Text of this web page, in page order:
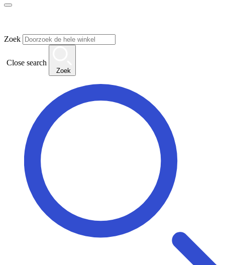
Zoek
Close search
Zoek